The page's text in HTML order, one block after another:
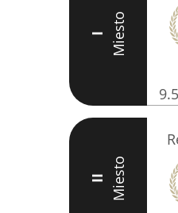
I Miesto
9.5
II Miesto